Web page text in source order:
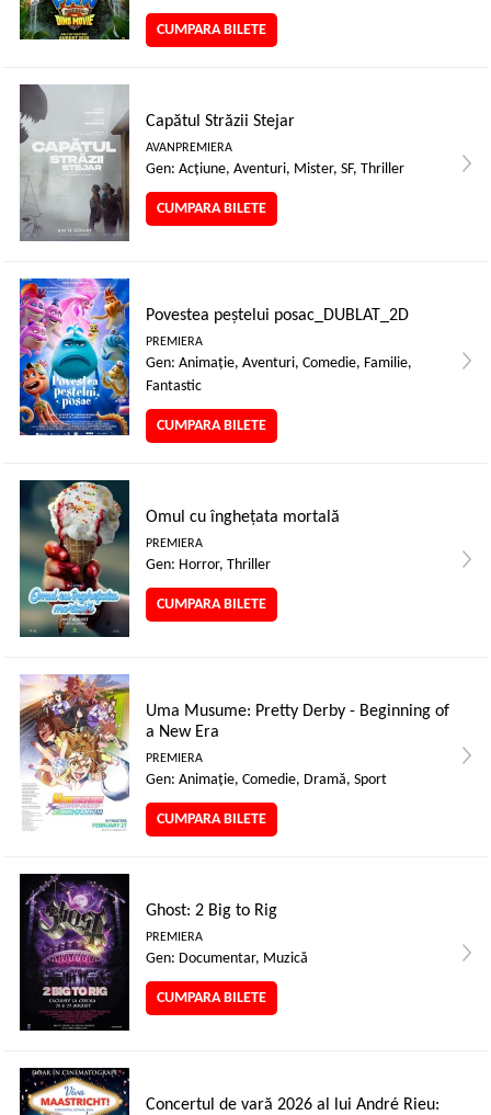
CUMPARA BILETE
Capătul Străzii Stejar
AVANPREMIERA
Gen: Acţiune, Aventuri, Mister, SF, Thriller
CUMPARA BILETE
Povestea peștelui posac_DUBLAT_2D
PREMIERA
Gen: Animaţie, Aventuri, Comedie, Familie,
Fantastic
CUMPARA BILETE
Omul cu înghețata mortală
PREMIERA
Gen: Horror, Thriller
CUMPARA BILETE
Uma Musume: Pretty Derby - Beginning of
a New Era
PREMIERA
Gen: Animaţie, Comedie, Dramă, Sport
CUMPARA BILETE
Ghost: 2 Big to Rig
PREMIERA
Gen: Documentar, Muzică
CUMPARA BILETE
Concertul de vară 2026 al lui André Rieu: